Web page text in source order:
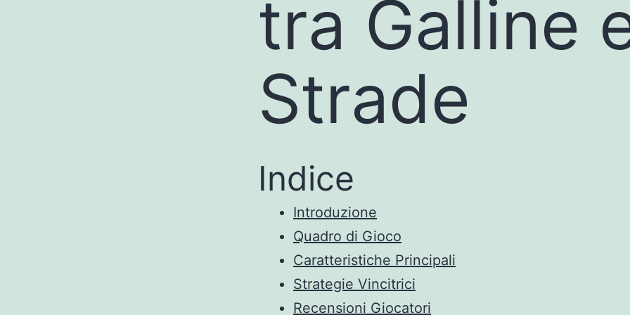
tra Galline
Strade
Indice
Introduzione
Quadro di Gioco
Caratteristiche Principali
Strategie Vincitrici
Recensioni Giocatori